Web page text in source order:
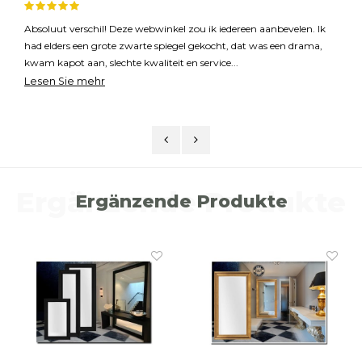
Absoluut verschil! Deze webwinkel zou ik iedereen aanbevelen. Ik
had elders een grote zwarte spiegel gekocht, dat was een drama,
kwam kapot aan, slechte kwaliteit en service...
Hier betaal je meer maar krijg je ook meer en waar voor je geld!
Lesen Sie mehr
Ergänzende Produkte
Ergänzende Produkte